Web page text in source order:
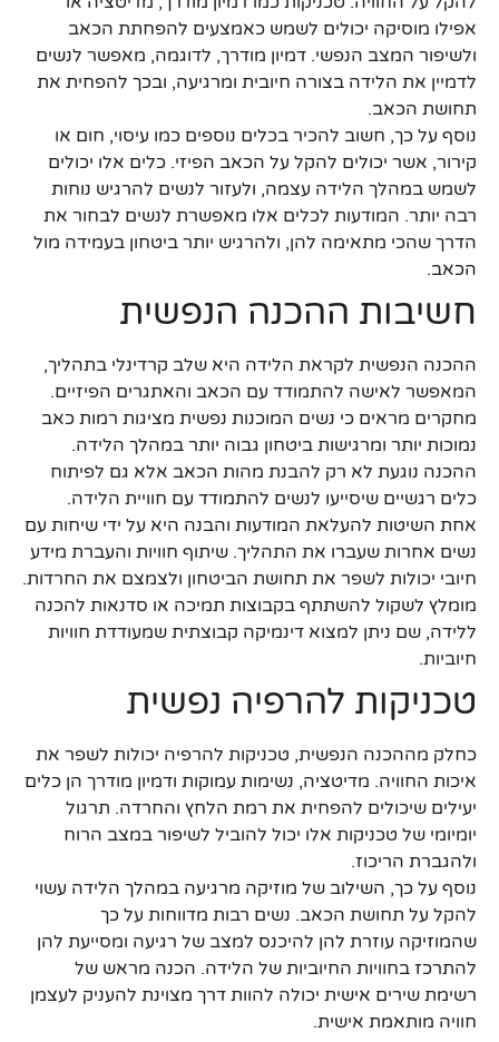
אפילו מוסיקה יכולים לשמש כאמצעים להפחתת הכאב
ולשיפור המצב הנפשי. דמיון מודרך, לדוגמה, מאפשר לנשים
לדמיין את הלידה בצורה חיובית ומרגיעה, ובכך להפחית את
תחושת הכאב.
נוסף על כך, חשוב להכיר בכלים נוספים כמו עיסוי, חום או
קירור, אשר יכולים להקל על הכאב הפיזי. כלים אלו יכולים
לשמש במהלך הלידה עצמה, ולעזור לנשים להרגיש נוחות
רבה יותר. המודעות לכלים אלו מאפשרת לנשים לבחור את
הדרך שהכי מתאימה להן, ולהרגיש יותר ביטחון בעמידה מול
הכאב.
חשיבות ההכנה הנפשית
ההכנה הנפשית לקראת הלידה היא שלב קרדינלי בתהליך,
המאפשר לאישה להתמודד עם הכאב והאתגרים הפיזיים.
מחקרים מראים כי נשים המוכנות נפשית מציגות רמות כאב
נמוכות יותר ומרגישות ביטחון גבוה יותר במהלך הלידה.
ההכנה נוגעת לא רק להבנת מהות הכאב אלא גם לפיתוח
כלים רגשיים שיסייעו לנשים להתמודד עם חוויית הלידה.
אחת השיטות להעלאת המודעות והבנה היא על ידי שיחות עם
נשים אחרות שעברו את התהליך. שיתוף חוויות והעברת מידע
חיובי יכולות לשפר את תחושת הביטחון ולצמצם את החרדות.
מומלץ לשקול להשתתף בקבוצות תמיכה או סדנאות להכנה
ללידה, שם ניתן למצוא דינמיקה קבוצתית שמעודדת חוויות
חיוביות.
טכניקות להרפיה נפשית
כחלק מההכנה הנפשית, טכניקות להרפיה יכולות לשפר את
איכות החוויה. מדיטציה, נשימות עמוקות ודמיון מודרך הן כלים
יעילים שיכולים להפחית את רמת הלחץ והחרדה. תרגול
יומיומי של טכניקות אלו יכול להוביל לשיפור במצב הרוח
ולהגברת הריכוז.
נוסף על כך, השילוב של מוזיקה מרגיעה במהלך הלידה עשוי
להקל על תחושת הכאב. נשים רבות מדווחות על כך
שהמוזיקה עוזרת להן להיכנס למצב של רגיעה ומסייעת להן
להתרכז בחוויות החיוביות של הלידה. הכנה מראש של
רשימת שירים אישית יכולה להוות דרך מצוינת להעניק לעצמן
חוויה מותאמת אישית.